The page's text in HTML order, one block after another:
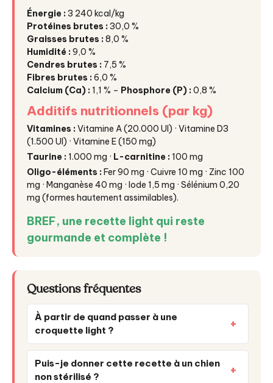
Énergie : 3 240 kcal/kg
Protéines brutes : 30,0 %
Graisses brutes : 8,0 %
Humidité : 9,0 %
Cendres brutes : 7,5 %
Fibres brutes : 6,0 %
Calcium (Ca) : 1,1 % – Phosphore (P) : 0,8 %
Additifs nutritionnels (par kg)
Vitamines : Vitamine A (20.000 UI) · Vitamine D3
(1.500 UI) · Vitamine E (150 mg)
Taurine : 1.000 mg · L-carnitine : 100 mg
Oligo-éléments : Fer 90 mg · Cuivre 10 mg · Zinc 100
mg · Manganèse 40 mg · Iode 1,5 mg · Sélénium 0,20
mg (formes hautement assimilables).
BREF, une recette light qui reste
gourmande et complète !
Questions fréquentes
À partir de quand passer à une
croquette light ?
Puis-je donner cette recette à un chien
non stérilisé ?